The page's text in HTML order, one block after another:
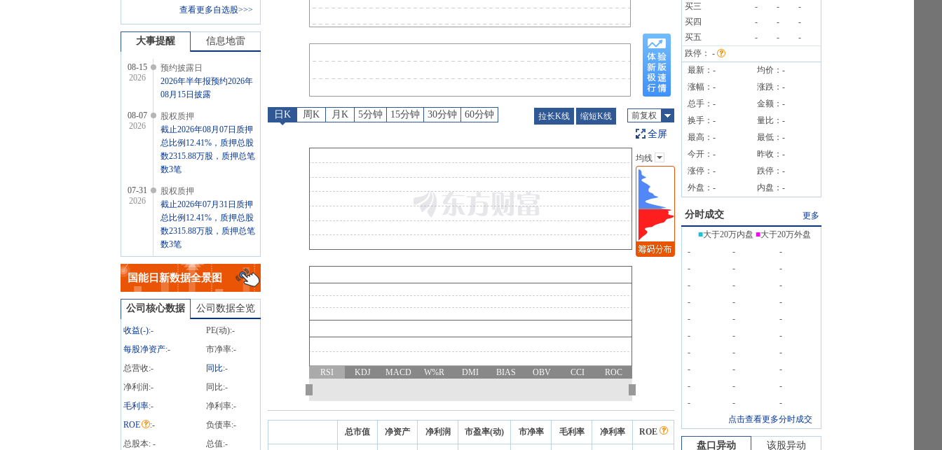
查看更多自选股>>>
大事提醒 信息地雷
08-15
2026
预约披露日
2026年半年报预约2026年
08月15日披露
08-07
2026
股权质押
截止2026年08月07日质押
总比例12.41%，质押总股
数2315.88万股，质押总笔
数3笔
07-31
2026
股权质押
截止2026年07月31日质押
总比例12.41%，质押总股
数2315.88万股，质押总笔
数3笔
07-30
2026
公告
2026年07月30日发布《国
能日新:关于为子公司提供
担保的进展公告》
国能日新数据全景图
公司核心数据 公司数据全览
收益(-):- PE(动):-
每股净资产:- 市净率:-
总营收:- 同比:-
净利润:- 同比:-
毛利率:- 净利率:-
ROE
:- 负债率:-
总股本: - 总值:-
公告：2026年07月30日发布《国能日新:关于为子公司提供担保的进展公告》
日K 周K 月K 5分钟 15分钟 30分钟 60分钟 拉长K线 缩短K线 前复权
全屏
主图指标
均线
EXPMA
SAR
BBI
RSI KDJ MACD W%R DMI BIAS OBV CCI ROC
均线
总市值 净资产 净利润 市盈率(动) 市净率 毛利率 净利率 ROE
买三
- -
-
买四
- -
-
买五
- -
-
跌停： -
最新： - 均价： -
涨幅： - 涨跌： -
总手： - 金额： -
换手： - 量比： -
最高： - 最低： -
今开： - 昨收： -
涨停： - 跌停： -
外盘： - 内盘： -
分时成交
更多
■大于20万内盘 ■大于20万外盘
-
-
-
-
-
-
-
-
-
-
-
-
-
-
-
-
-
-
-
-
-
-
-
-
-
-
-
-
-
-
点击查看更多分时成交
盘口异动 该股异动